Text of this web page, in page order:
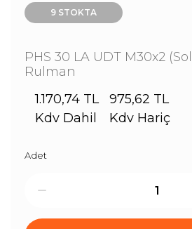
9 STOKTA
PHS 30 LA UDT M30x2
Rulman
1.170,74 TL
Kdv Dahil
975,62 TL
Kdv Hariç
Adet